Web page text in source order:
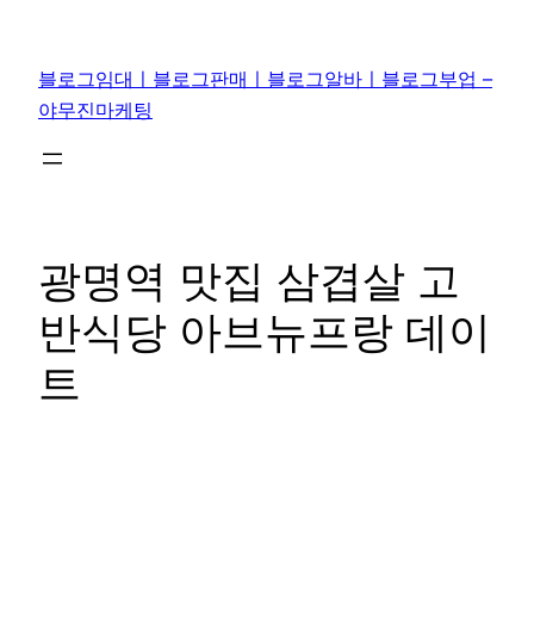
블로그임대ㅣ블로그판매ㅣ블로그알바ㅣ블로그부업 –
야무진마케팅
광명역 맛집 삼겹살 고
반식당 아브뉴프랑 데이
트